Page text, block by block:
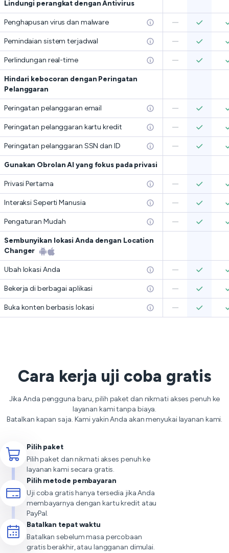
Lindungi perangkat dengan Antivirus
Penghapusan virus dan malware
Pemindaian sistem terjadwal
Perlindungan real-time
Hindari kebocoran dengan Peringatan
Pelanggaran
Peringatan pelanggaran email
Peringatan pelanggaran kartu kredit
Peringatan pelanggaran SSN dan ID
Gunakan Obrolan AI yang fokus pada privasi
Privasi Pertama
Interaksi Seperti Manusia
Pengaturan Mudah
Sembunyikan lokasi Anda dengan Location
Changer
Ubah lokasi Anda
Bekerja di berbagai aplikasi
Buka konten berbasis lokasi
Cara kerja uji coba gratis
Jika Anda pengguna baru, pilih paket dan nikmati akses penuh ke
layanan kami tanpa biaya.
Batalkan kapan saja. Kami yakin Anda akan menyukai layanan kami.
Pilih paket
Pilih paket dan nikmati akses penuh ke
layanan kami secara gratis.
Pilih metode pembayaran
Uji coba gratis hanya tersedia jika Anda
membayarnya dengan kartu kredit atau
PayPal.
Batalkan tepat waktu
Batalkan sebelum masa percobaan
gratis berakhir, atau langganan dimulai.